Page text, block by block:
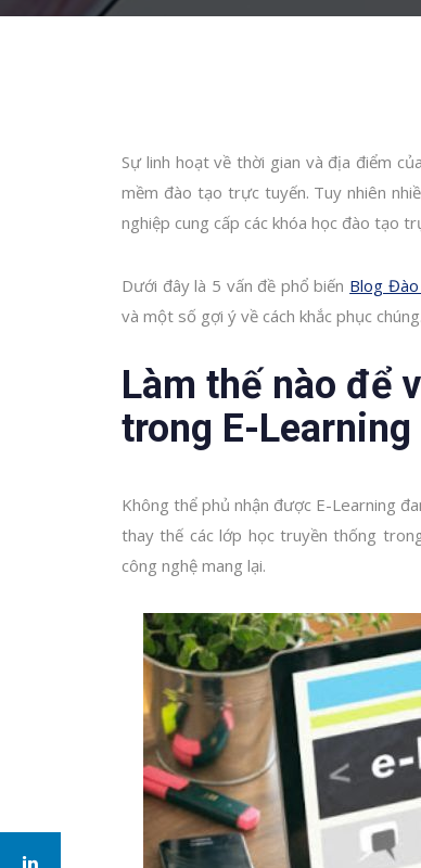
Sự linh hoạt về thời gian và địa điểm
mềm đào tạo trực tuyến. Tuy nhiên
nghiệp cung cấp các khóa học đào tạo
Dưới đây là 5 vấn đề phổ biến Blog
và một số gợi ý về cách khắc phục chúng.
Làm thế nào để
trong E-Learning
Không thể phủ nhận được E-Learning
thay thế các lớp học truyền thống
công nghệ mang lại.